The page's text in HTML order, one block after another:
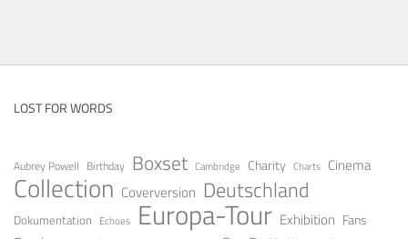
LOST FOR WORDS
Aubrey Powell Birthday Boxset Cambridge Charity Charts Cinema
Collection Coverversion Deutschland
Dokumentation Echoes Europa-Tour Exhibition Fans